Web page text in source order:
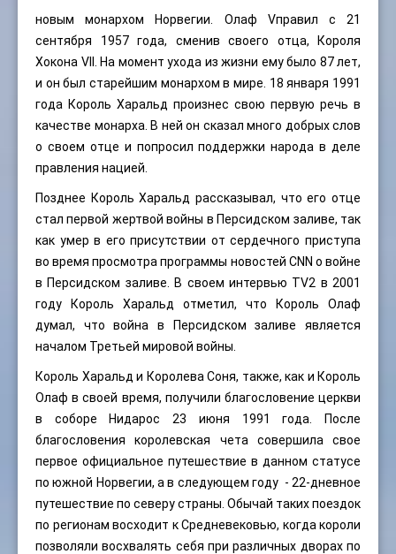
новым монархом Норвегии. Олаф Vправил с 21
сентября 1957 года, сменив своего отца, Короля
Хокона VII. На момент ухода из жизни ему было 87 лет,
и он был старейшим монархом в мире. 18 января 1991
года Король Харальд произнес свою первую речь в
качестве монарха. В ней он сказал много добрых слов
о своем отце и попросил поддержки народа в деле
правления нацией.
Позднее Король Харальд рассказывал, что его отце
стал первой жертвой войны в Персидском заливе, так
как умер в его присутствии от сердечного приступа
во время просмотра программы новостей CNN о войне
в Персидском заливе. В своем интервью TV2 в 2001
году Король Харальд отметил, что Король Олаф
думал, что война в Персидском заливе является
началом Третьей мировой войны.
Король Харальд и Королева Соня, также, как и Король
Олаф в своей время, получили благословение церкви
в соборе Нидарос 23 июня 1991 года. После
благословения королевская чета совершила свое
первое официальное путешествие в данном статусе
по южной Норвегии, а в следующем году - 22-дневное
путешествие по северу страны. Обычай таких поездок
по регионам восходит к Средневековью, когда короли
позволяли восхвалять себя при различных дворах по